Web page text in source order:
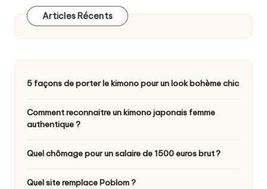
Articles Récents
5 façons de porter le kimono pour un look bohème chic
Comment reconnaitre un kimono japonais femme
authentique ?
Quel chômage pour un salaire de 1500 euros brut ?
Quel site remplace Poblom ?